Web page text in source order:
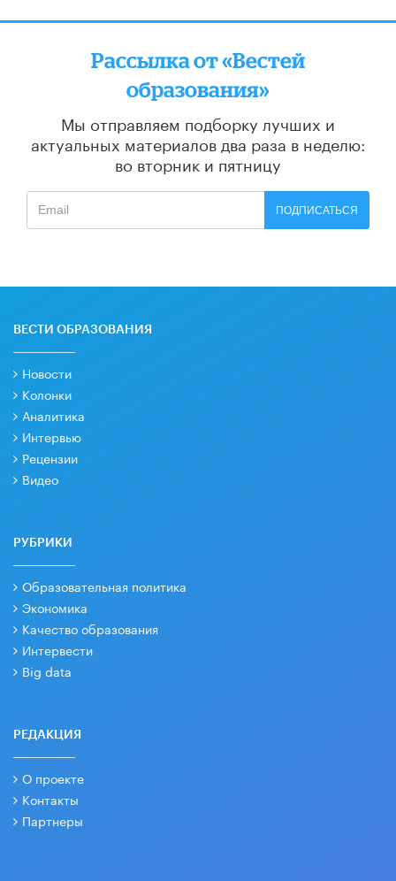
Рассылка от «Вестей
образования»
Мы отправляем подборку лучших и
актуальных материалов два раза в неделю:
во вторник и пятницу
ПОДПИСАТЬСЯ
ВЕСТИ ОБРАЗОВАНИЯ
Новости
Колонки
Аналитика
Интервью
Рецензии
Видео
РУБРИКИ
Образовательная политика
Экономика
Качество образования
Интервести
Big data
РЕДАКЦИЯ
О проекте
Контакты
Партнеры